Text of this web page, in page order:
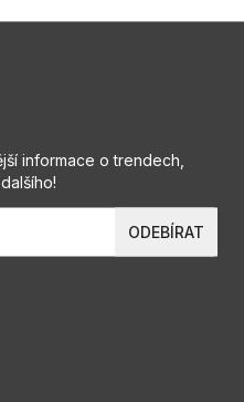
informace o trendech,
ODEBÍRAT